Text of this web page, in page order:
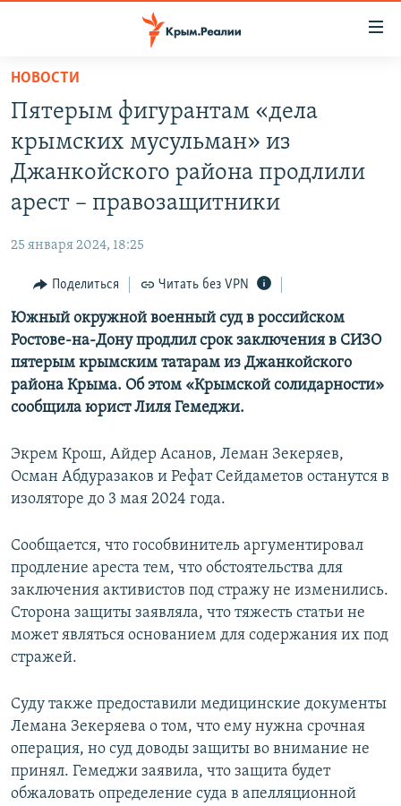
Вернуться
основному
содержанию
Вернутся
главной
Вернутся
поиску
СПЕЦПРОЕКТЫ
ВОДА
ИНТЕРАКТИВ
ИНФОГРАФИКА
ТЕЛЕПРОЕКТ КРЫМ.РЕАЛИИ
СОВЕТЫ ПРАВОЗАЩИТНИКОВ
ПРОПАВШИЕ БЕЗ ВЕСТИ
ПОБЕДИТЕЛЕЙ НЕ СУДЯТ?
КРЫМ.НЕПОКОРЕННЫЙ
ELIFBE
РАДІО СВОБОДА
КАК ОБОЙТИ БЛОКИРОВКУ
Українською
Qırımtatar
ПРИСОЕДИНЯЙТЕСЬ!
Все сайты RFE/RL
НОВОСТИ
Пятерым фигурантам «дела
крымских мусульман» из
Джанкойского района продлили
арест – правозащитники
25 января 2024, 18:25
Поделиться Читать без VPN
Южный окружной военный суд в российском
Ростове-на-Дону продлил срок заключения в СИЗО
пятерым крымским татарам из Джанкойского
района Крыма. Об этом «Крымской солидарности»
сообщила юрист Лиля Гемеджи.
Экрем Крош, Айдер Асанов, Леман Зекеряев,
Осман Абдуразаков и Рефат Сейдаметов останутся в
изоляторе до 3 мая 2024 года.
Сообщается, что гособвинитель аргументировал
продление ареста тем, что обстоятельства для
заключения активистов под стражу не изменились.
Сторона защиты заявляла, что тяжесть статьи не
может являться основанием для содержания их под
стражей.
Суду также предоставили медицинские документы
Лемана Зекеряева о том, что ему нужна срочная
операция, но суд доводы защиты во внимание не
принял. Гемеджи заявила, что защита будет
обжаловать определение суда в апелляционной